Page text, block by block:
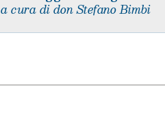
a cura di don Stefano Bimbi